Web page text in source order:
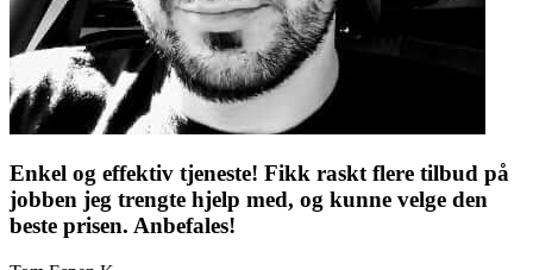
Enkel og effektiv tjeneste! Fikk raskt flere tilbud på
jobben jeg trengte hjelp med, og kunne velge den
beste prisen. Anbefales!